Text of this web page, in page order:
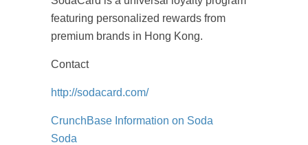
featuring personalized rewards from
premium brands in Hong Kong.
Contact
http://sodacard.com/
CrunchBase Information on Soda
Soda